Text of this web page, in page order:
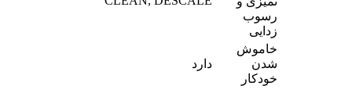
رسوب
زدایی
خاموش
شدن
خودکار
دارد